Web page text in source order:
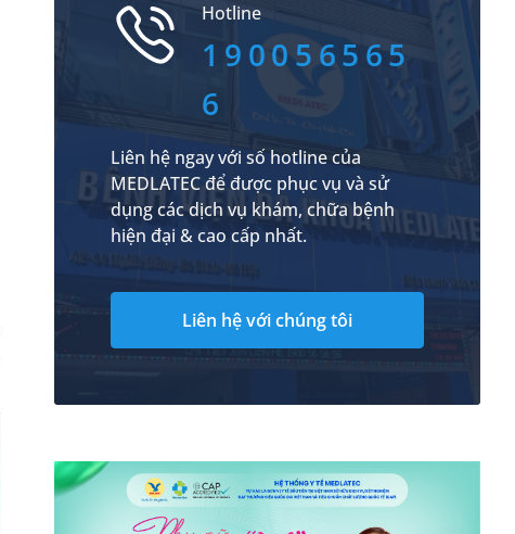
Hotline
190056565
6
Liên hệ ngay với số hotline của
MEDLATEC để được phục vụ và sử
dụng các dịch vụ khám, chữa bệnh
hiện đại & cao cấp nhất.
Liên hệ với chúng tôi